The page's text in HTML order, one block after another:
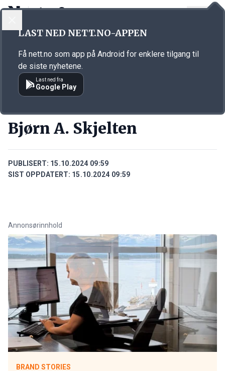
Annonsørinnhold
Bjørn A. Skjelten
PUBLISERT: 15.10.2024 09:59
SIST OPPDATERT: 15.10.2024 09:59
Annonsørinnhold
BRAND STORIES
LAST NED NETT.NO-APPEN
Få nett.no som app på Android for enklere tilgang til
de siste nyhetene.
Last ned fra
Google Play